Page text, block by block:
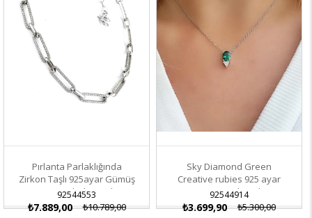
Pırlanta Parlaklığında
Zirkon Taşlı 925ayar Gümüş
Tasarım Choker Kolye
92544553
₺7.889,00 ₺10.789,00
Sky Diamond Green
Creative rubies 925 ayar
gümüş Damla Kolye
92544914
₺3.699,90 ₺5.300,00